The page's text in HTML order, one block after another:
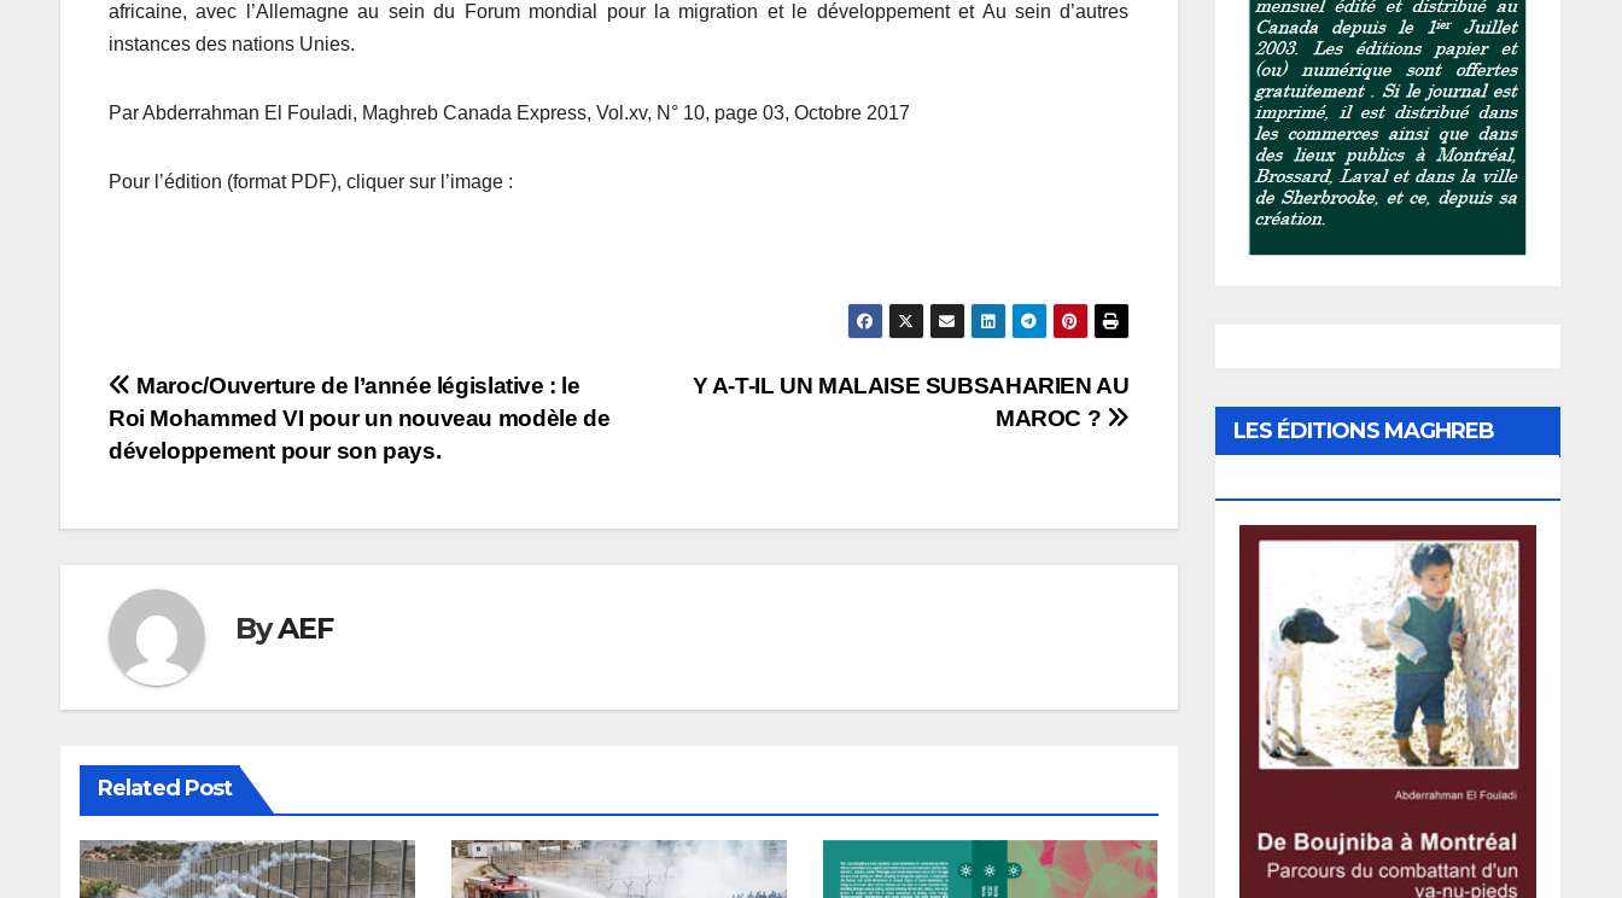
africaine, avec l’Allemagne au sein du Forum mondial pour la migration et le développement et Au sein d’autres
instances des nations Unies.
Par Abderrahman El Fouladi, Maghreb Canada Express, Vol.xv, N° 10, page 03, Octobre 2017
Pour l’édition (format PDF), cliquer sur l’image :
Navigation
de
Y A-T-IL UN MALAISE SUBSAHARIEN AU
MAROC ?
Maroc/Ouverture de l’année législative : le
Roi Mohammed VI pour un nouveau modèle de
développement pour son pays.
ByAEF
Related Post
LES ÉDITIONS MAGHREB